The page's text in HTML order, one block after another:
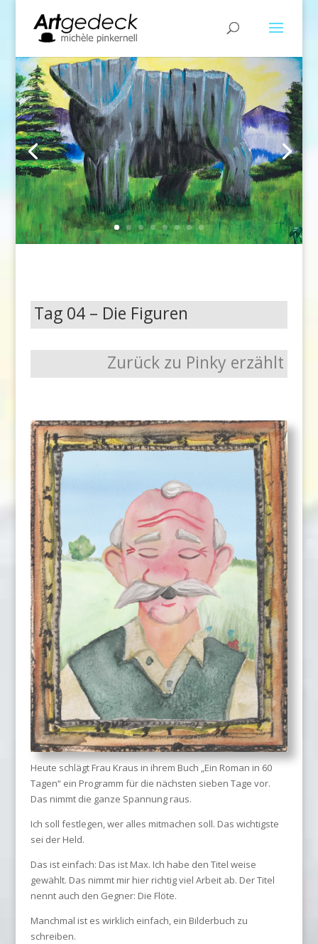
Tag 04 – Die Figuren
Zurück zu Pinky erzählt
Heute schlägt Frau Kraus in ihrem Buch „Ein Roman in 60
Tagen“ ein Programm für die nächsten sieben Tage vor.
Das nimmt die ganze Spannung raus.
Ich soll festlegen, wer alles mitmachen soll. Das wichtigste
sei der Held.
Das ist einfach: Das ist Max. Ich habe den Titel weise
gewählt. Das nimmt mir hier richtig viel Arbeit ab. Der Titel
nennt auch den Gegner: Die Flöte.
Manchmal ist es wirklich einfach, ein Bilderbuch zu
schreiben.